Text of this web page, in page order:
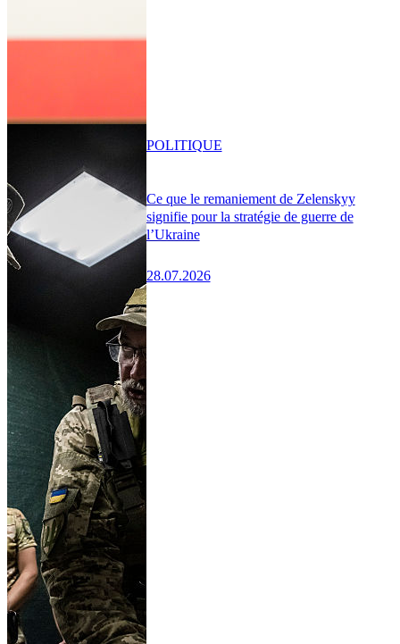
Ce que le remaniement de Zelenskyy
signifie pour la stratégie de guerre de
l’Ukraine
28.07.2026
POLITIQUE